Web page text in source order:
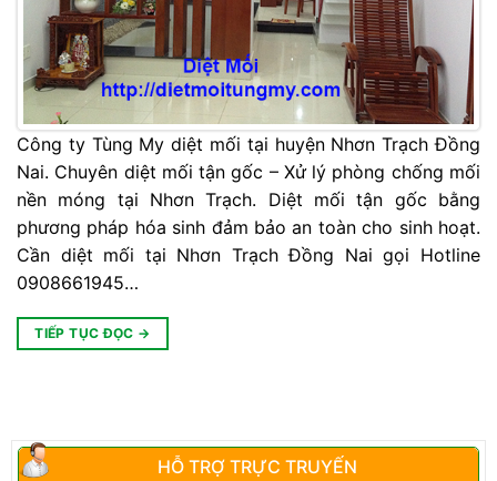
HỖ TRỢ TRỰC TRUYẾN
Công ty Tùng My diệt mối tại huyện Nhơn Trạch Đồng
Nai. Chuyên diệt mối tận gốc – Xử lý phòng chống mối
nền móng tại Nhơn Trạch. Diệt mối tận gốc bằng
phương pháp hóa sinh đảm bảo an toàn cho sinh hoạt.
Cần diệt mối tại Nhơn Trạch Đồng Nai gọi Hotline
0908661945…
TIẾP TỤC ĐỌC →